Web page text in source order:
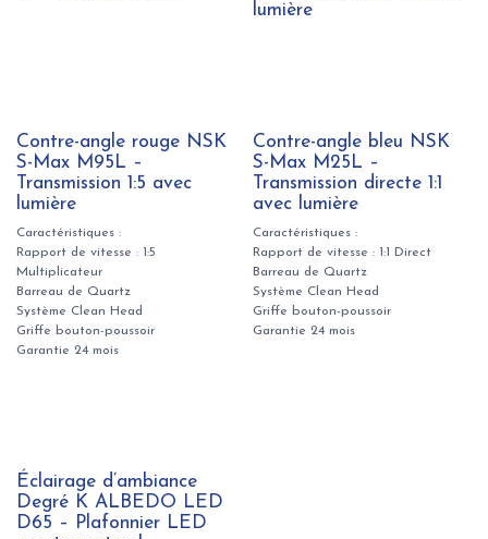
lumière
Contre-angle rouge NSK
S-Max M95L –
Transmission 1:5 avec
lumière
Caractéristiques :
Rapport de vitesse : 1:5
Multiplicateur
Barreau de Quartz
Système Clean Head
Griffe bouton-poussoir
Garantie 24 mois
Contre-angle bleu NSK
S-Max M25L –
Transmission directe 1:1
avec lumière
Caractéristiques :
Rapport de vitesse : 1:1 Direct
Barreau de Quartz
Système Clean Head
Griffe bouton-poussoir
Garantie 24 mois
Éclairage d’ambiance
Degré K ALBEDO LED
D65 – Plafonnier LED